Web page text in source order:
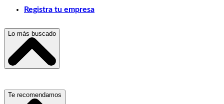
Registra tu empresa
Lo más buscado
Escuelas, Institutos y Universidades
Te recomendamos